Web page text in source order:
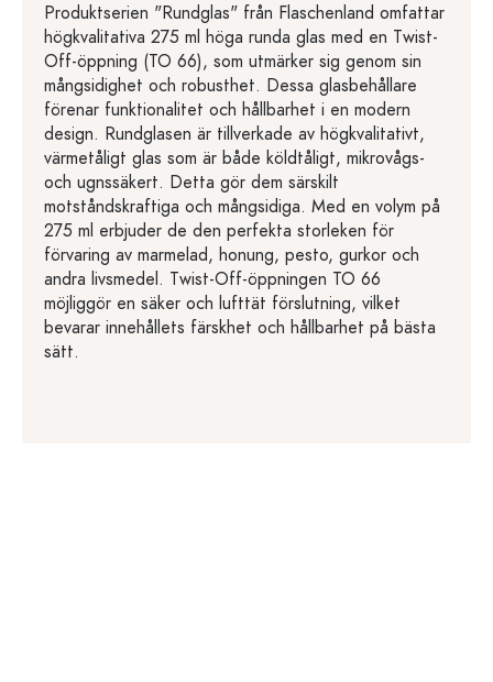
Produktserien "Rundglas" från Flaschenland omfattar
högkvalitativa 275 ml höga runda glas med en Twist-
Off-öppning (TO 66), som utmärker sig genom sin
mångsidighet och robusthet. Dessa glasbehållare
förenar funktionalitet och hållbarhet i en modern
design. Rundglasen är tillverkade av högkvalitativt,
värmetåligt glas som är både köldtåligt, mikrovågs-
och ugnssäkert. Detta gör dem särskilt
motståndskraftiga och mångsidiga. Med en volym på
275 ml erbjuder de den perfekta storleken för
förvaring av marmelad, honung, pesto, gurkor och
andra livsmedel. Twist-Off-öppningen TO 66
möjliggör en säker och lufttät förslutning, vilket
bevarar innehållets färskhet och hållbarhet på bästa
sätt.